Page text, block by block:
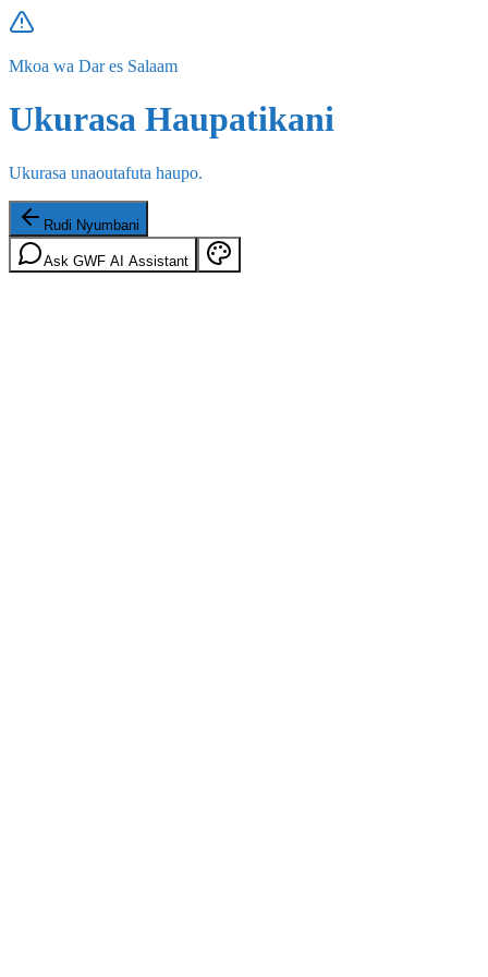
Mkoa wa Dar es Salaam
Ukurasa Haupatikani
Ukurasa unaoutafuta haupo.
Rudi Nyumbani
Ask GWF AI Assistant